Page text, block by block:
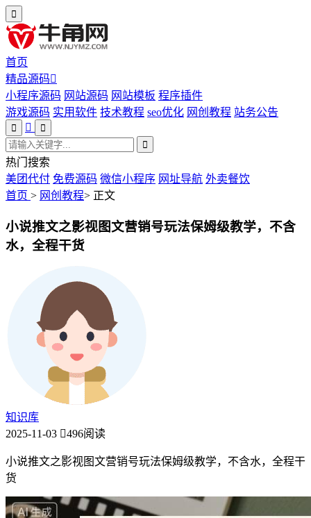
首页
精品源码
小程序源码 网站源码 网站模板 程序插件
游戏源码 实用软件 技术教程 seo优化 网创教程 站务公告
热门搜索
美团代付 免费源码 微信小程序 网址导航 外卖餐饮
首页 > 网创教程> 正文
小说推文之影视图文营销号玩法保姆级教学，不含
水，全程干货
知识库
2025-11-03
496阅读
小说推文之影视图文营销号玩法保姆级教学，不含水，全程干
货